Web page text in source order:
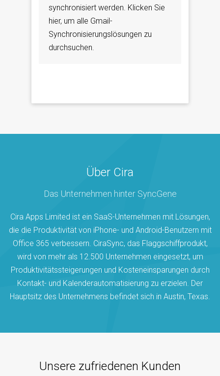
synchronisiert werden. Klicken Sie
hier, um alle Gmail-
Synchronisierungslösungen zu
durchsuchen.
Über Cira
Das Unternehmen hinter SyncGene
Cira Apps Limited ist ein SaaS-Unternehmen mit Lösungen,
die die Produktivität von iPhone- und Android-Benutzern mit
Office 365 verbessern. CiraSync, das Flaggschiffprodukt,
wird von mehr als 12.500 Unternehmen eingesetzt, um
Produktivitätssteigerungen und Kosteneinsparungen durch
Kontakt- und Kalenderautomatisierung zu erzielen. Der
Hauptsitz des Unternehmens befindet sich in Austin, Texas.
Unsere zufriedenen Kunden